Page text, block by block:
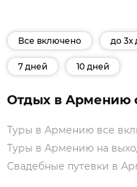
Все включено до 3х
7 дней 10 дней
Отдых в Армению
Туры в Армению все
Туры в Армению на
Свадебные путевки в